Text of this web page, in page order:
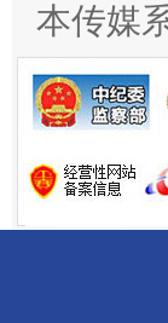
揭开
本传媒